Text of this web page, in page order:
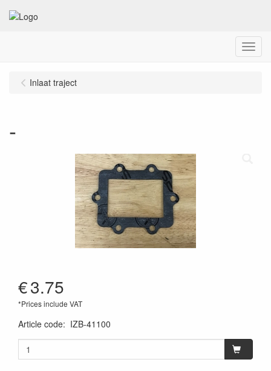
Menu
Inlaat traject
-
€3.75
*Prices include VAT
Article code: IZB-41100